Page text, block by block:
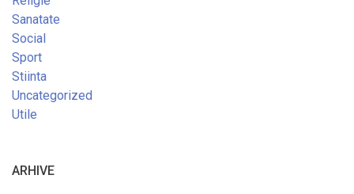
Sanatate
Social
Sport
Stiinta
Uncategorized
Utile
ARHIVE